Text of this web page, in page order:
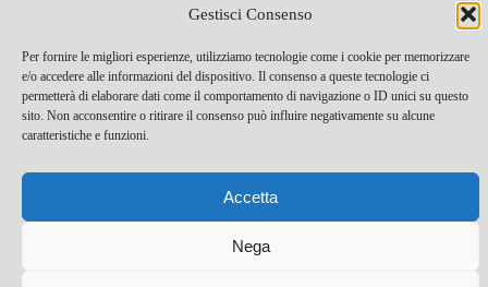
Gestisci Consenso
Per fornire le migliori esperienze, utilizziamo tecnologie come i cookie per memorizzare
e/o accedere alle informazioni del dispositivo. Il consenso a queste tecnologie ci
permetterà di elaborare dati come il comportamento di navigazione o ID unici su questo
sito. Non acconsentire o ritirare il consenso può influire negativamente su alcune
caratteristiche e funzioni.
Accetta
Nega
Bandi 2024
Bandi 2025